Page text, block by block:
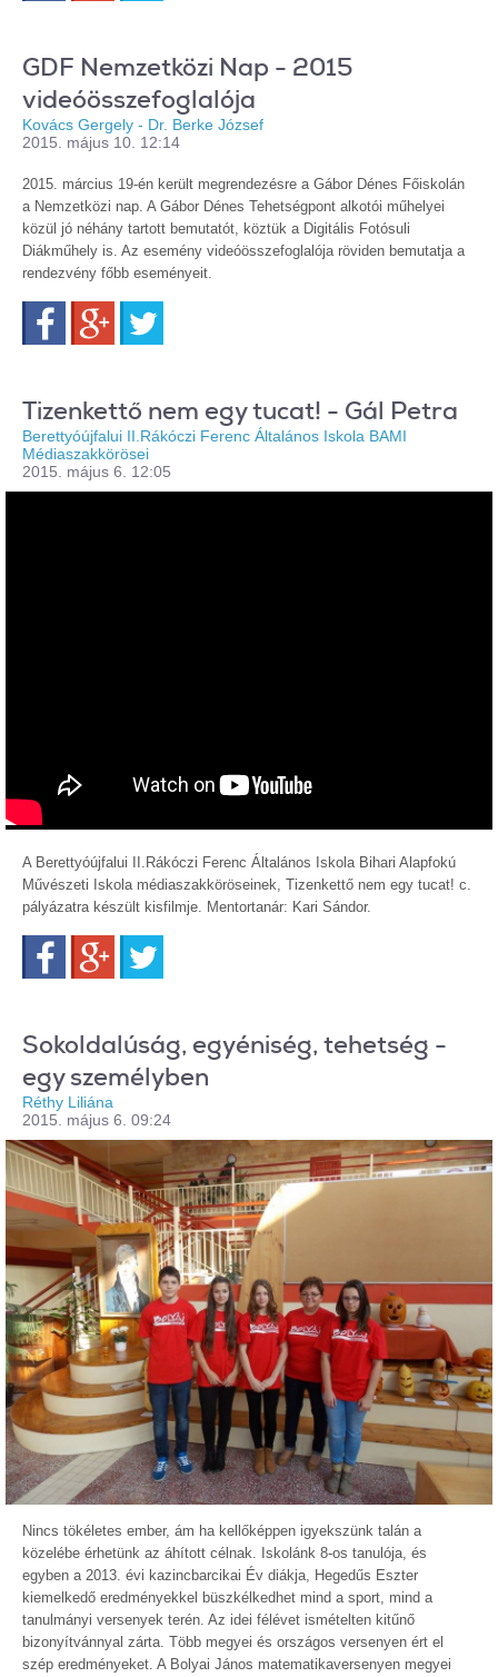
GDF Nemzetközi Nap - 2015
videóösszefoglalója
Kovács Gergely - Dr. Berke József
2015. május 10. 12:14
2015. március 19-én került megrendezésre a Gábor Dénes Főiskolán
a Nemzetközi nap. A Gábor Dénes Tehetségpont alkotói műhelyei
közül jó néhány tartott bemutatót, köztük a Digitális Fotósuli
Diákműhely is. Az esemény videóösszefoglalója röviden bemutatja a
rendezvény főbb eseményeit.
FacebookGoogle+
Tizenkettő nem egy tucat! - Gál Petra
Berettyóújfalui II.Rákóczi Ferenc Általános Iskola BAMI
Médiaszakkörösei
2015. május 6. 12:05
A Berettyóújfalui II.Rákóczi Ferenc Általános Iskola Bihari Alapfokú
Művészeti Iskola médiaszakköröseinek, Tizenkettő nem egy tucat! c.
pályázatra készült kisfilmje. Mentortanár: Kari Sándor.
FacebookGoogle+
Sokoldalúság, egyéniség, tehetség -
egy személyben
Réthy Liliána
2015. május 6. 09:24
Nincs tökéletes ember, ám ha kellőképpen igyekszünk talán a
közelébe érhetünk az áhított célnak. Iskolánk 8-os tanulója, és
egyben a 2013. évi kazincbarcikai Év diákja, Hegedűs Eszter
kiemelkedő eredményekkel büszkélkedhet mind a sport, mind a
tanulmányi versenyek terén. Az idei félévet ismételten kitűnő
bizonyítvánnyal zárta. Több megyei és országos versenyen ért el
szép eredményeket. A Bolyai János matematikaversenyen megyei